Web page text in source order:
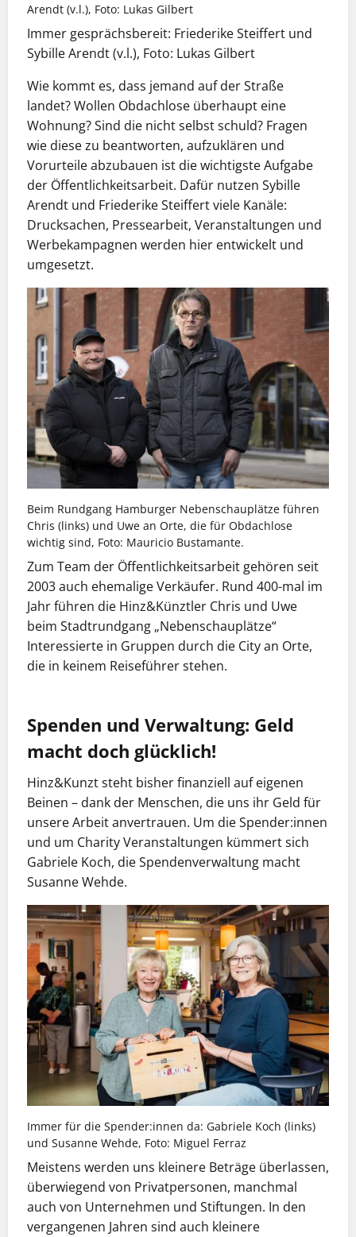
Arendt (v.l.), Foto: Lukas Gilbert
Immer gesprächsbereit: Friederike Steiffert und
Sybille Arendt (v.l.), Foto: Lukas Gilbert
Wie kommt es, dass jemand auf der Straße
landet? Wollen Obdachlose überhaupt eine
Wohnung? Sind die nicht selbst schuld? Fragen
wie diese zu beantworten, aufzuklären und
Vorurteile abzubauen ist die wichtigste Aufgabe
der Öffentlichkeitsarbeit. Dafür nutzen Sybille
Arendt und Friederike Steiffert viele Kanäle:
Drucksachen, Pressearbeit, Veranstaltungen und
Werbekampagnen werden hier entwickelt und
umgesetzt.
Beim Rundgang Hamburger Nebenschauplätze führen
Chris (links) und Uwe an Orte, die für Obdachlose
wichtig sind, Foto: Mauricio Bustamante.
Zum Team der Öffentlichkeitsarbeit gehören seit
2003 auch ehemalige Verkäufer. Rund 400-mal im
Jahr führen die Hinz&Künztler Chris und Uwe
beim Stadtrundgang „Nebenschauplätze“
Interessierte in Gruppen durch die City an Orte,
die in keinem Reiseführer stehen.
Spenden und Verwaltung: Geld
macht doch glücklich!
Hinz&Kunzt steht bisher finanziell auf eigenen
Beinen – dank der Menschen, die uns ihr Geld für
unsere Arbeit anvertrauen. Um die Spender:innen
und um Charity Veranstaltungen kümmert sich
Gabriele Koch, die Spendenverwaltung macht
Susanne Wehde.
Immer für die Spender:innen da: Gabriele Koch (links)
und Susanne Wehde, Foto: Miguel Ferraz
Meistens werden uns kleinere Beträge überlassen,
überwiegend von Privatpersonen, manchmal
auch von Unternehmen und Stiftungen. In den
vergangenen Jahren sind auch kleinere